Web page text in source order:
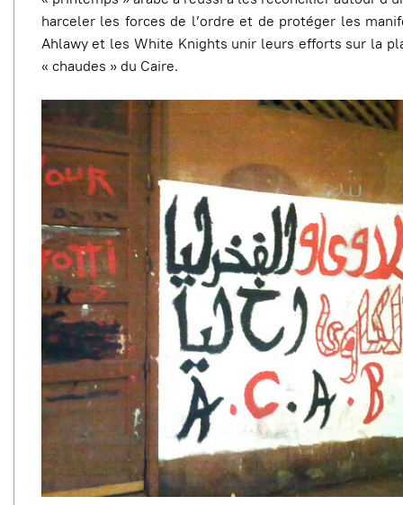
harceler les forces de l’ordre et de protéger les
Ahlawy et les White Knights unir leurs efforts sur la
« chaudes » du Caire.